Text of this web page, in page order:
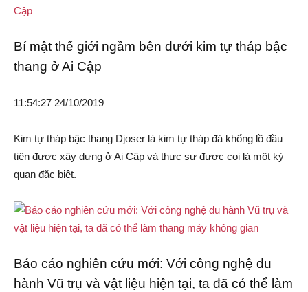
Bí mật thế giới ngầm bên dưới kim tự tháp bậc
thang ở Ai Cập
11:54:27 24/10/2019
Kim tự tháp bậc thang Djoser là kim tự tháp đá khổng lồ đầu
tiên được xây dựng ở Ai Cập và thực sự được coi là một kỳ
quan đặc biệt.
Báo cáo nghiên cứu mới: Với công nghệ du
hành Vũ trụ và vật liệu hiện tại, ta đã có thể làm